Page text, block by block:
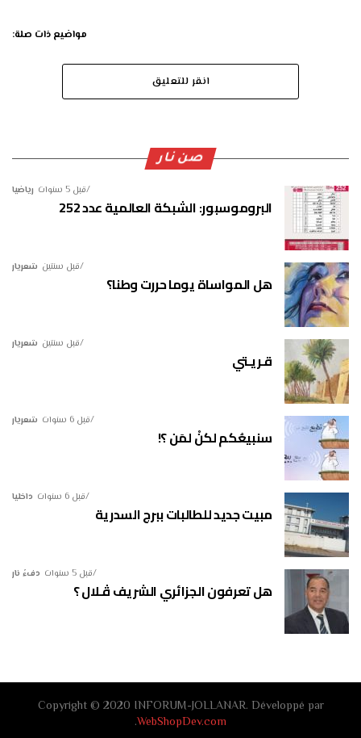
مواضيع ذات صلة:
انقر للتعليق
صن نار
رياضيا قبل 5 سنوات
البروموسبور: الشبكة العالمية عدد 252
شعريار قبل سنتين
هل المواساة يوما حررت وطنا؟
شعريار قبل سنتين
قـريـتي
شعريار قبل 6 سنوات
سنبيعُكم لكنْ لمَن ؟!
داخليا قبل 6 سنوات
مبيت جديد للطالبات ببرج السدرية
دفءُ نار قبل 5 سنوات
هل تعرفون الجزائري الشريف ڤـلال ؟
Copyright © 2020 INFORUM-JOLLANAR. Développé par
WebShopDev.com
.